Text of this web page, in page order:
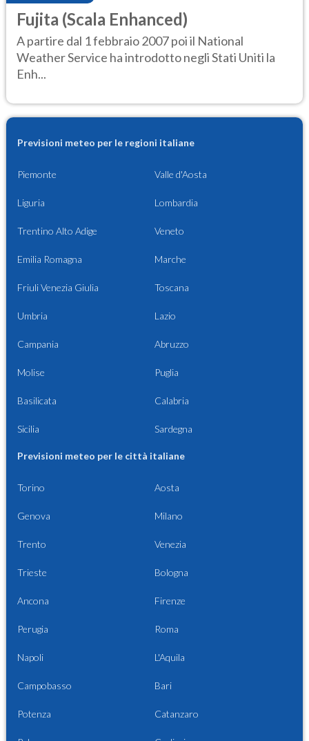
Fujita (Scala Enhanced)
A partire dal 1 febbraio 2007 poi il National
Weather Service ha introdotto negli Stati Uniti la
Enh...
Previsioni meteo per le regioni italiane
Piemonte Valle d'Aosta
Liguria Lombardia
Trentino Alto Adige Veneto
Emilia Romagna Marche
Friuli Venezia Giulia Toscana
Umbria Lazio
Campania Abruzzo
Molise Puglia
Basilicata Calabria
Sicilia Sardegna
Previsioni meteo per le città italiane
Torino Aosta
Genova Milano
Trento Venezia
Trieste Bologna
Ancona Firenze
Perugia Roma
Napoli L'Aquila
Campobasso Bari
Potenza Catanzaro